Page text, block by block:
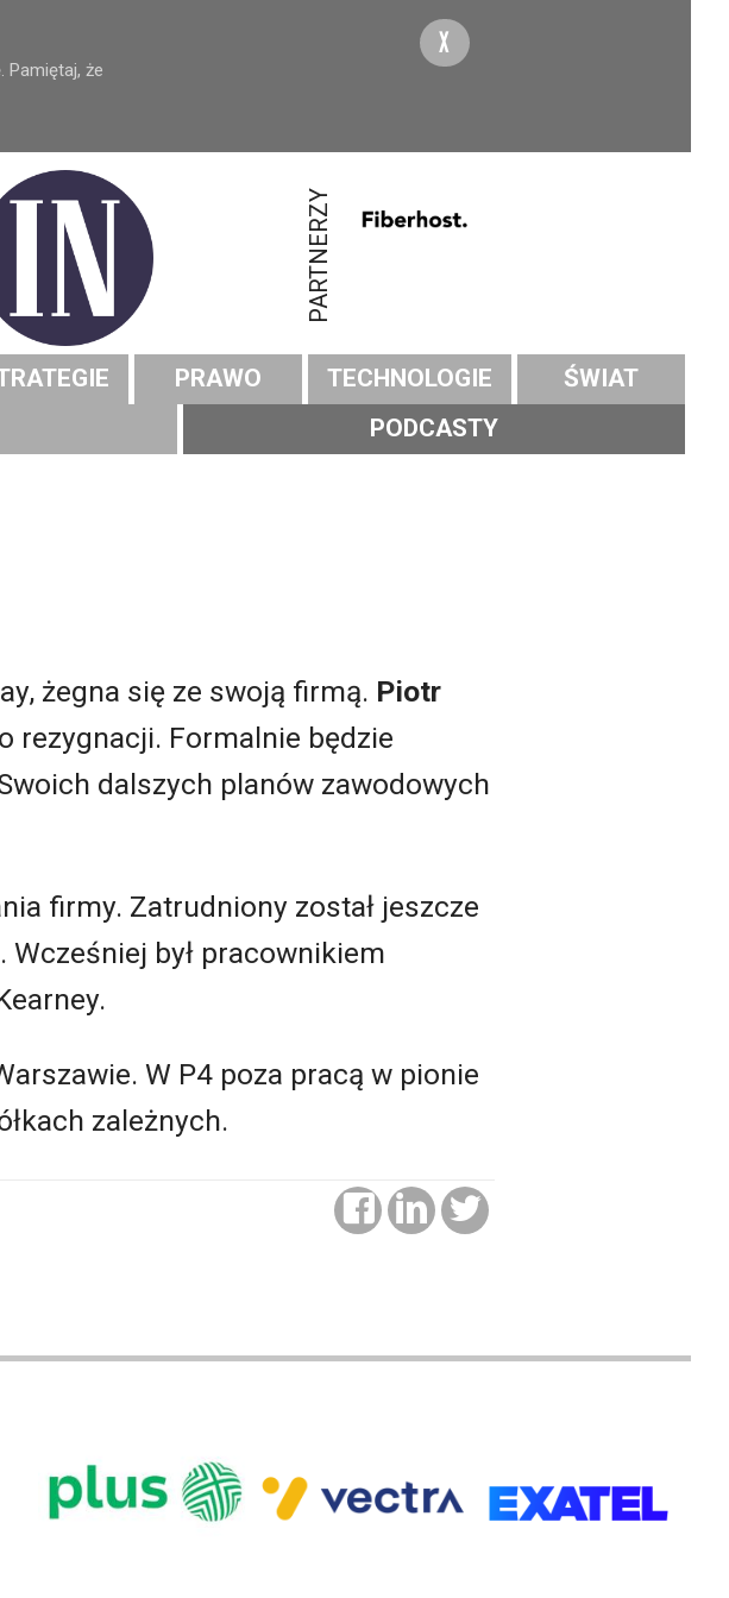
że
X
PARTNERZY
PRAWO TECHNOLOGIE
ŚWIAT
PODCASTY
żegna się ze swoją firmą. Piotr
rezygnacji. Formalnie będzie
dalszych planów zawodowych
firmy. Zatrudniony został jeszcze
był pracownikiem
W P4 poza pracą w pionie
zależnych.